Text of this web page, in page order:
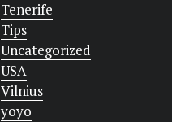
Tenerife
Tips
Uncategorized
USA
Vilnius
yoyo